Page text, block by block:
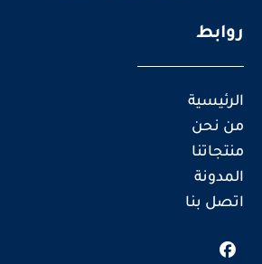
روابط
الرئيسية
من نحن
منتجاتنا
المدونة
اتصل بنا